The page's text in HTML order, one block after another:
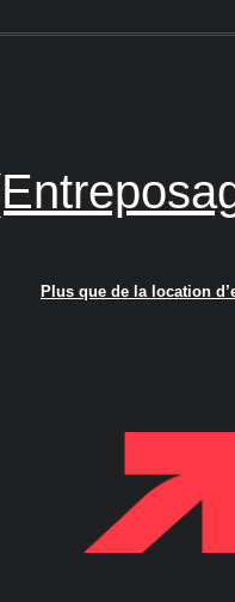
Plus que de la location